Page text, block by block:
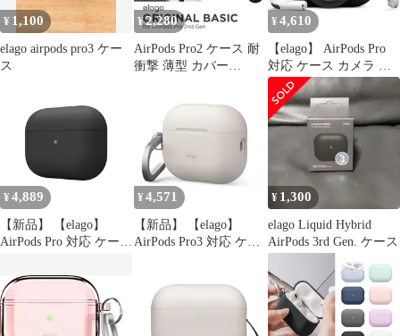
ク] [AirPods Pro]
ク] [AirPods Pro]
¥ 1,100
elago airpods pro3 ケー
ス
¥2,280
AirPods Pro2 ケース 耐
衝撃 薄型 カバー
ップル エアポッツプロ
2 第2世代 MTJV3J/A 対
応 elago ORIGINAL
BASIC
¥ 4,610
【elago】 AirPods Pro
対応 ケース カメラ デ
ザイン カラビナ 付 シ
リコン カバー AirTag
収納 可 紛失防止 シリ
コンケース 耐衝撃 落下
防止 ケースカバー [
Apple AirPodsP [ブラッ
ク] [AirPods Pro]
¥ 4,889
【新品】 【elago】
AirPods Pro 対応 ケース
リッド ハード カバー
衝撃 吸収 スリム ソフ
ト コーティング ケース
カバー 傷防止 保護 ア
¥ 4,571
【新品】 【elago】
AirPods Pro3 対応 ケー
リコン カバー ワイヤレ
ス充電 対応 シンプル
¥ 1,300
elago Liquid Hybrid
AirPods 3rd Gen. ケース